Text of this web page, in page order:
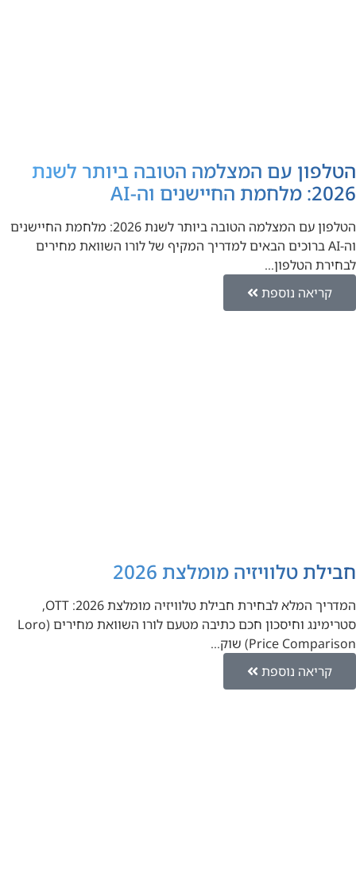
הטלפון עם המצלמה הטובה ביותר לשנת
2026: מלחמת החיישנים וה-AI
הטלפון עם המצלמה הטובה ביותר לשנת 2026: מלחמת החיישנים
וה-AI ברוכים הבאים למדריך המקיף של לורו השוואת מחירים
לבחירת הטלפון…
קריאה נוספת
חבילת טלוויזיה מומלצת 2026
המדריך המלא לבחירת חבילת טלוויזיה מומלצת 2026: OTT,
סטרימינג וחיסכון חכם כתיבה מטעם לורו השוואת מחירים (Loro
Price Comparison) שוק…
קריאה נוספת